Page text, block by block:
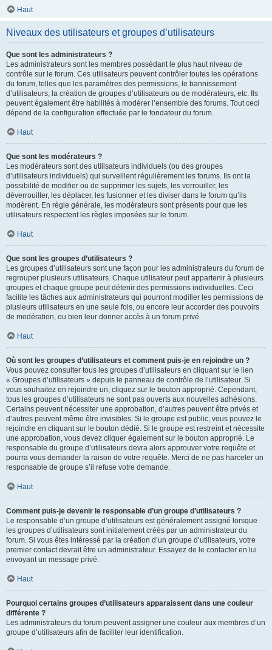
Haut
Niveaux des utilisateurs et groupes d’utilisateurs
Que sont les administrateurs ?
Les administrateurs sont les membres possédant le plus haut niveau de
contrôle sur le forum. Ces utilisateurs peuvent contrôler toutes les opérations
du forum, telles que les paramètres des permissions, le bannissement
d’utilisateurs, la création de groupes d’utilisateurs ou de modérateurs, etc. Ils
peuvent également être habilités à modérer l’ensemble des forums. Tout ceci
dépend de la configuration effectuée par le fondateur du forum.
Haut
Que sont les modérateurs ?
Les modérateurs sont des utilisateurs individuels (ou des groupes
d’utilisateurs individuels) qui surveillent régulièrement les forums. Ils ont la
possibilité de modifier ou de supprimer les sujets, les verrouiller, les
déverrouiller, les déplacer, les fusionner et les diviser dans le forum qu’ils
modèrent. En règle générale, les modérateurs sont présents pour que les
utilisateurs respectent les règles imposées sur le forum.
Haut
Que sont les groupes d’utilisateurs ?
Les groupes d’utilisateurs sont une façon pour les administrateurs du forum de
regrouper plusieurs utilisateurs. Chaque utilisateur peut appartenir à plusieurs
groupes et chaque groupe peut détenir des permissions individuelles. Ceci
facilite les tâches aux administrateurs qui pourront modifier les permissions de
plusieurs utilisateurs en une seule fois, ou encore leur accorder des pouvoirs
de modération, ou bien leur donner accès à un forum privé.
Haut
Où sont les groupes d’utilisateurs et comment puis-je en rejoindre un ?
Vous pouvez consulter tous les groupes d’utilisateurs en cliquant sur le lien
« Groupes d’utilisateurs » depuis le panneau de contrôle de l’utilisateur. Si
vous souhaitez en rejoindre un, cliquez sur le bouton approprié. Cependant,
tous les groupes d’utilisateurs ne sont pas ouverts aux nouvelles adhésions.
Certains peuvent nécessiter une approbation, d’autres peuvent être privés et
d’autres peuvent même être invisibles. Si le groupe est public, vous pouvez le
rejoindre en cliquant sur le bouton dédié. Si le groupe est restreint et nécessite
une approbation, vous devez cliquer également sur le bouton approprié. Le
responsable du groupe d’utilisateurs devra alors approuver votre requête et
pourra vous demander la raison de votre requête. Merci de ne pas harceler un
responsable de groupe s’il refuse votre demande.
Haut
Comment puis-je devenir le responsable d’un groupe d’utilisateurs ?
Le responsable d’un groupe d’utilisateurs est généralement assigné lorsque
les groupes d’utilisateurs sont initialement créés par un administrateur du
forum. Si vous êtes intéressé par la création d’un groupe d’utilisateurs, votre
premier contact devrait être un administrateur. Essayez de le contacter en lui
envoyant un message privé.
Haut
Pourquoi certains groupes d’utilisateurs apparaissent dans une couleur
différente ?
Les administrateurs du forum peuvent assigner une couleur aux membres d’un
groupe d’utilisateurs afin de faciliter leur identification.